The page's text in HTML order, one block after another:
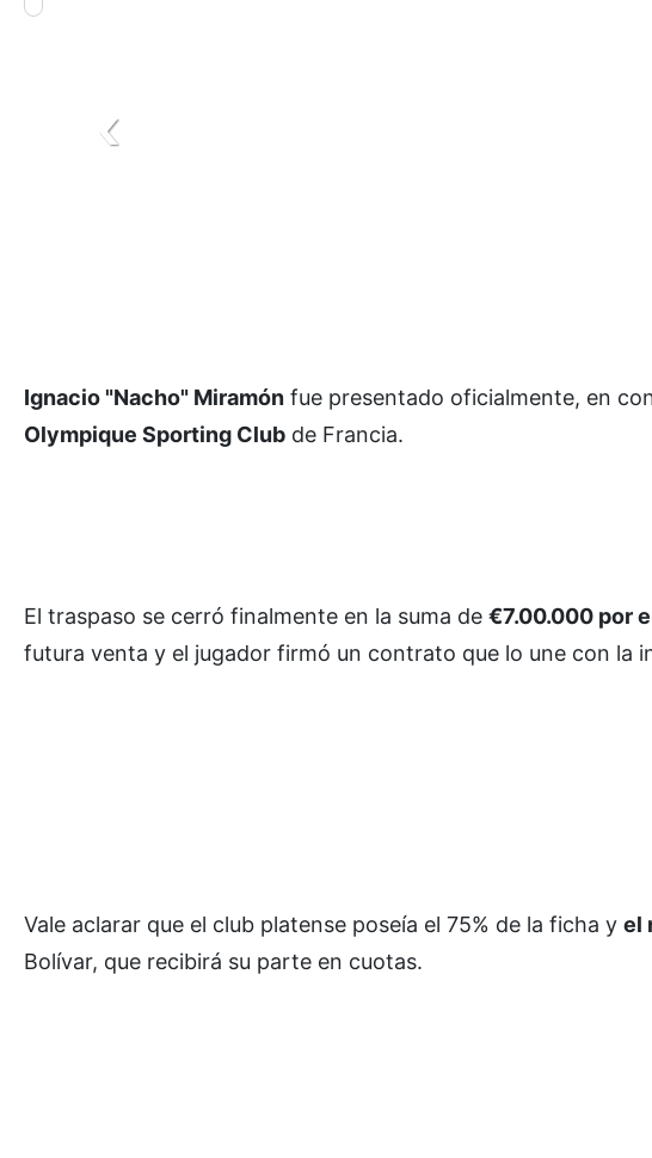
Ignacio "Nacho" Miramón fue presentado oficialmente, en
Olympique Sporting Club de Francia.
El traspaso se cerró finalmente en la suma de €7.00.000 por
futura venta y el jugador firmó un contrato que lo une con la
Vale aclarar que el club platense poseía el 75% de la ficha y el
Bolívar, que recibirá su parte en cuotas.